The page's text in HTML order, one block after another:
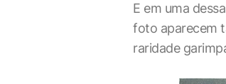
E em uma
foto aparecem
raridade